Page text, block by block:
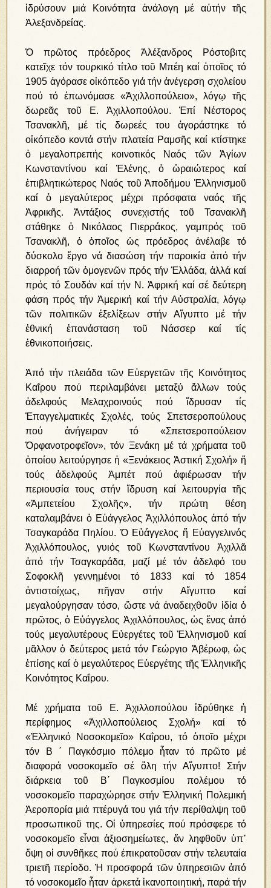
ἱδρύσουν μιά Κοινότητα ἀνάλογη μέ αὐτήν τῆς
Ἀλεξανδρείας.
Ὁ πρῶτος πρόεδρος Ἀλέξανδρος Ρόστοβιτς
κατεῖχε τόν τουρκικό τίτλο τοῦ Μπέη καί ὁποῖος τό
1905 ἀγόρασε οἰκόπεδο γιά τήν ἀνέγερση σχολείου
πού τό ἐπωνόμασε «Ἀχιλλοπούλειο», λόγῳ τῆς
δωρεᾶς τοῦ Ε. Ἀχιλλοπούλου. Ἐπί Νέστορος
Τσανακλῆ, μέ τίς δωρεές του ἀγοράστηκε τό
οἰκόπεδο κοντά στήν πλατεία Ραμσῆς καί κτίστηκε
ὁ μεγαλοπρεπής κοινοτικός Ναός τῶν Ἁγίων
Κωνσταντίνου καί Ἑλένης, ὁ ὡραιώτερος καί
ἐπιβλητικώτερος Ναός τοῦ Ἀποδήμου Ἑλληνισμοῦ
καί ὁ μεγαλύτερος μέχρι πρόσφατα ναός τῆς
Ἀφρικῆς. Ἀντάξιος συνεχιστής τοῦ Τσανακλῆ
στάθηκε ὁ Νικόλαος Πιερράκος, γαμπρός τοῦ
Τσανακλῆ, ὁ ὁποῖος ὡς πρόεδρος ἀνέλαβε τό
δύσκολο ἔργο νά διασώση τήν παροικία ἀπό τήν
διαρροή τῶν ὁμογενῶν πρός τήν Ἑλλάδα, ἀλλά καί
πρός τό Σουδάν καί τήν Ν. Ἀφρική καί σέ δεύτερη
φάση πρός τήν Ἀμερική καί τήν Αὐστραλία, λόγῳ
τῶν πολιτικῶν ἐξελίξεων στήν Αἴγυπτο μέ τήν
ἐθνική ἐπανάσταση τοῦ Νάσσερ καί τίς
ἐθνικοποιήσεις.
Ἀπό τήν πλειάδα τῶν Εὐεργετῶν τῆς Κοινότητος
Καΐρου πού περιλαμβάνει μεταξύ ἄλλων τούς
ἀδελφούς Μελαχροινούς πού ἵδρυσαν τίς
Ἐπαγγελματικές Σχολές, τούς Σπετσεροπούλους
πού ἀνήγειραν τό «Σπετσεροπούλειον
Ὀρφανοτροφεῖον», τόν Ξενάκη μέ τά χρήματα τοῦ
ὁποίου λειτούργησε ἡ «Ξενάκειος Ἀστική Σχολή» ἤ
τούς ἀδελφούς Ἀμπέτ πού ἀφιέρωσαν τήν
περιουσία τους στήν ἵδρυση καί λειτουργία τῆς
«Ἀμπετείου Σχολῆς», τήν πρώτη θέση
καταλαμβάνει ὁ Εὐάγγελος Ἀχιλλόπουλος ἀπό τήν
Τσαγκαράδα Πηλίου. Ὁ Εὐάγγελος ἤ Εὐαγγελινός
Ἀχιλλόπουλος, γυιός τοῦ Κωνσταντίνου Ἀχιλλᾶ
ἀπό τήν Τσαγκαράδα, μαζί μέ τόν ἀδελφό του
Σοφοκλῆ γεννημένοι τό 1833 καί τό 1854
ἀντιστοίχως, πῆγαν στήν Αἴγυπτο καί
μεγαλούργησαν τόσο, ὥστε νά ἀναδειχθοῦν ἰδία ὁ
πρῶτος, ὁ Εὐάγγελος Ἀχιλλόπουλος, ὡς ἕνας ἀπό
τούς μεγαλυτέρους Εὐεργέτες τοῦ Ἑλληνισμοῦ καί
μᾶλλον ὁ δεύτερος μετά τόν Γεώργιο Ἀβέρωφ, ὡς
ἐπίσης καί ὁ μεγαλύτερος Εὐεργέτης τῆς Ἑλληνικῆς
Κοινότητος Καΐρου.
Μέ χρήματα τοῦ Ε. Ἀχιλλοπούλου ἱδρύθηκε ἡ
περίφημος «Ἀχιλλοπούλειος Σχολή» καί τό
«Ἑλληνικό Νοσοκομεῖο» Καΐρου, τό ὁποῖο μέχρι
τόν Β ΄ Παγκόσμιο πόλεμο ἦταν τό πρῶτο μέ
διαφορά νοσοκομεῖο σέ ὅλη τήν Αἴγυπτο! Στήν
διάρκεια τοῦ Β΄ Παγκοσμίου πολέμου τό
νοσοκομεῖο παραχώρησε στήν Ἑλληνική Πολεμική
Ἀεροπορία μιά πτέρυγά του γιά τήν περίθαλψη τοῦ
προσωπικοῦ της. Οἱ ὑπηρεσίες πού πρόσφερε τό
νοσοκομεῖο εἶναι ἀξιοσημείωτες, ἄν ληφθοῦν ὑπ᾿
ὄψη οἱ συνθῆκες πού ἐπικρατοῦσαν στήν τελευταία
τριετῆ περίοδο. Ἡ προσφορά τῶν ὑπηρεσιῶν ἀπό
τό νοσοκομεῖο ἦταν ἀρκετά ἱκανοποιητική, παρά τήν